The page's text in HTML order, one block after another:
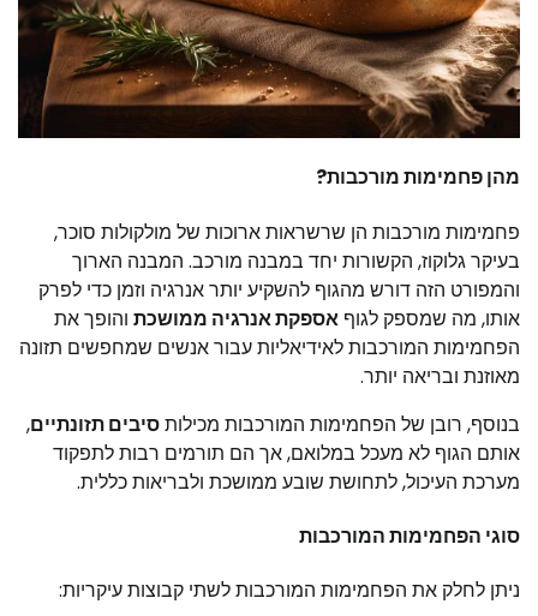
מהן פחמימות מורכבות?
פחמימות מורכבות הן שרשראות ארוכות של מולקולות סוכר,
בעיקר גלוקוז, הקשורות יחד במבנה מורכב. המבנה הארוך
והמפורט הזה דורש מהגוף להשקיע יותר אנרגיה וזמן כדי לפרק
אותו, מה שמספק לגוף אספקת אנרגיה ממושכת והופך את
הפחמימות המורכבות לאידיאליות עבור אנשים שמחפשים תזונה
מאוזנת ובריאה יותר.
בנוסף, רובן של הפחמימות המורכבות מכילותסיבים תזונתיים,
אותם הגוף לא מעכל במלואם, אך הם תורמים רבות לתפקוד
מערכת העיכול, לתחושת שובע ממושכת ולבריאות כללית.
סוגי הפחמימות המורכבות
ניתן לחלק את הפחמימות המורכבות לשתי קבוצות עיקריות: